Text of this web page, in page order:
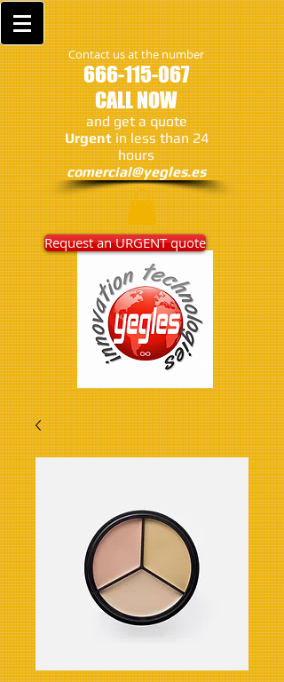
Contact us at the number
666-115-067
CALL NOW
and get a quote
Urgentin less than 24
hours
comercial@yegles.es
Request an URGENT quote